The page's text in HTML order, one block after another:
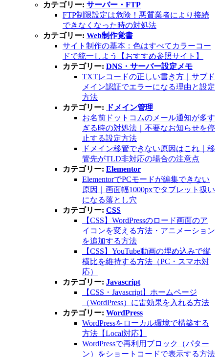
カテゴリー: サーバー・FTP
FTP制限設定は危険！悪質業者により接続
できなくなった時の対処法
カテゴリー: Web制作覚書
サイト制作の基本：色はすべてカラーコー
ドで統一しよう【おすすめ参照サイト】
カテゴリー: DNS・サーバー設定メモ
TXTレコードの正しい書き方｜サブド
メイン認証でエラーになる理由と設定
方法
カテゴリー:
ドメイン管理
お名前ドットコムのメール通知が多す
ぎる時の対処法｜不要なお知らせを停
止する設定方法
ドメイン移管できない原因はこれ｜移
管先がTLD非対応の場合の注意点
カテゴリー: Elementor
ElementorでPCモードが編集できない
原因｜画面幅1000pxでタブレット扱い
になる落とし穴
カテゴリー: CSS
【CSS】WordPressのロード画面のア
イコンを変える方法・アニメーション
を追加する方法
【CSS】YouTube動画の埋め込みで縦
横比を維持する方法（PC・スマホ対
応）
カテゴリー: Javascript
【CSS・Javascript】ホームページ
（WordPress）に雷効果を入れる方法
カテゴリー: WordPress
WordPressをローカル環境で構築する
方法【Local対応】
WordPressで再利用ブロック（パター
ン）をショートコードで表示する方法